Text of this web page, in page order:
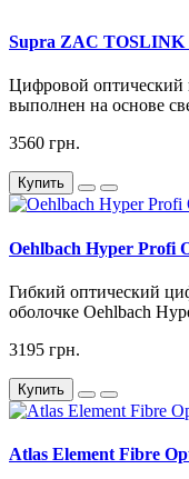
Supra ZAC
Цифровой
выполнен на основе
3560 грн.
Купить
Oehlbach Hyper Profi
Гибкий оптический
оболочке Oehlbach
3195 грн.
Купить
Atlas Element Fibre